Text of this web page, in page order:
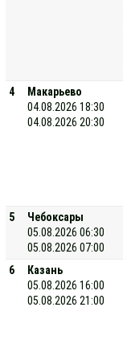
4
Макарьево
04.08.2026 18:30
04.08.2026 20:30
5
Чебоксары
05.08.2026 06:30
05.08.2026 07:00
6
Казань
05.08.2026 16:00
05.08.2026 21:00